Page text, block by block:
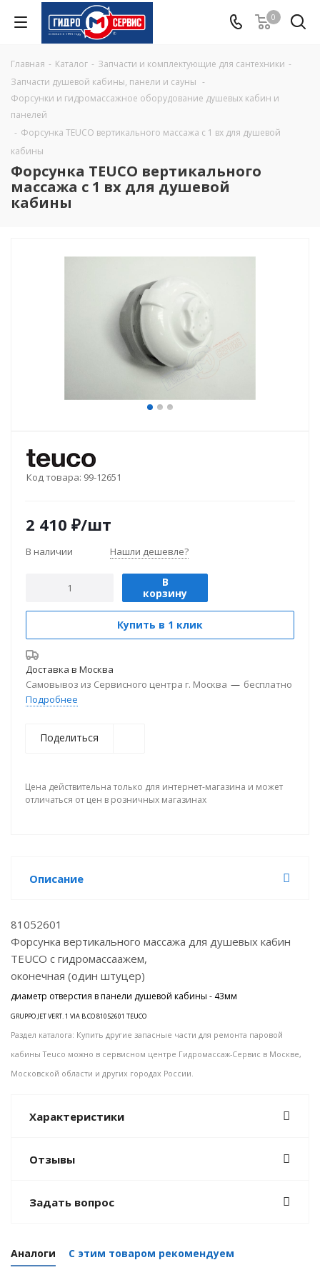
0
Главная - Каталог - Запчасти и комплектующие для сантехники -
Запчасти душевой кабины, панели и сауны -
Форсунки и гидромассажное оборудование душевых кабин и
панелей
- Форсунка TEUCO вертикального массажа с 1 вх для душевой
кабины
Форсунка TEUCO вертикального
массажа с 1 вх для душевой
кабины
Код товара: 99-12651
2 410 ₽/шт
В наличии Нашли дешевле?
В
корзину
Купить в 1 клик
Доставка в Москва
Самовывоз из Сервисного центра г. Москва — бесплатно
Подробнее
Поделиться
Цена действительна только для интернет-магазина и может
отличаться от цен в розничных магазинах
Описание
81052601
Форсунка вертикального массажа для душевых кабин
TEUCO с гидромассаажем,
оконечная (один штуцер)
диаметр отверстия в панели душевой кабины - 43мм
GRUPPO JET VERT. 1 VIA B.CO 81052601 TEUCO
Раздел каталога: Купить другие запасные части для ремонта паровой
кабины Teuco можно в сервисном центре Гидромассаж-Сервис в Москве,
Московской области и других городах России.
Характеристики
Отзывы
Задать вопрос
Аналоги С этим товаром рекомендуем